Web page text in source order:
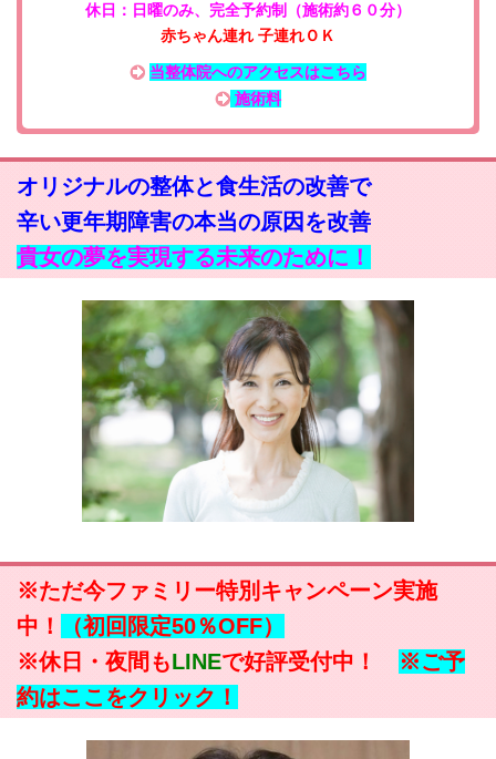
休日：日曜のみ、 完全予約制（施術約６０分）
赤ちゃん連れ 子連れＯＫ
当整体院へのアクセスはこちら
施術料
オリジナルの整体と食生活の改善で
辛い更年期障害の本当の原因を改善
貴女の夢を実現する未来のために！
※ただ今ファミリー特別キャンペーン実施
中！
（初回限定50％OFF）
※休日・夜間もLINEで好評受付中！ ※ご予
約はここをクリック！